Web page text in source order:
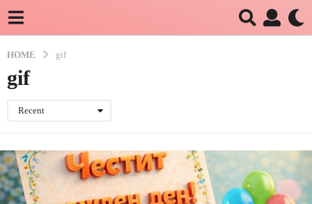
HOME gif
gif
Recent